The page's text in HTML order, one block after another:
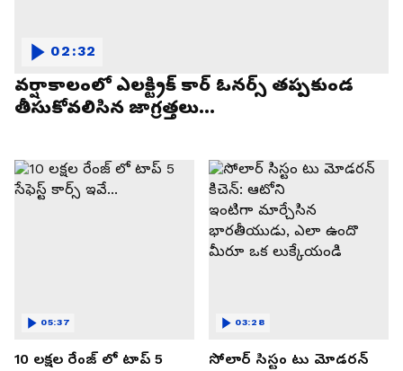
వర్షాకాలంలో ఎలక్ట్రిక్ కార్ ఓనర్స్ తప్పకుండ
తీసుకోవలిసిన జాగ్రత్తలు...
02:32
10 లక్షల రేంజ్ లో టాప్ 5
05:37
సోలార్ సిస్టం టు మోడరన్
03:28